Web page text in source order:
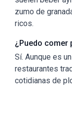
zumo de
ricos.
¿Puedo comer
Sí. Aunque es
restaurantes
cotidianas de